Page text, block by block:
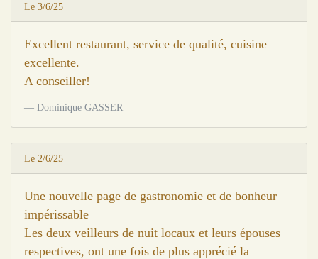
Le 3/6/25
Excellent restaurant, service de qualité, cuisine
excellente.
A conseiller!
Dominique GASSER
Le 2/6/25
Une nouvelle page de gastronomie et de bonheur
impérissable
Les deux veilleurs de nuit locaux et leurs épouses
respectives, ont une fois de plus apprécié la